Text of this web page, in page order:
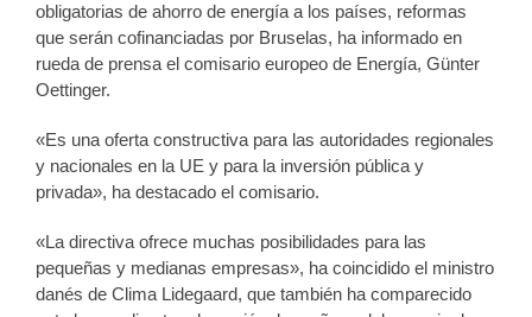
obligatorias de ahorro de energía a los países, reformas
que serán cofinanciadas por Bruselas, ha informado en
rueda de prensa el comisario europeo de Energía, Günter
Oettinger.
«Es una oferta constructiva para las autoridades regionales
y nacionales en la UE y para la inversión pública y
privada», ha destacado el comisario.
«La directiva ofrece muchas posibilidades para las
pequeñas y medianas empresas», ha coincidido el ministro
danés de Clima Lidegaard, que también ha comparecido